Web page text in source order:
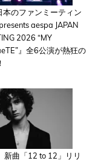
のファンミーティン
aespa JAPAN
2026 “MY
』全6公演が熱狂の
新曲「12 to 12」リリ